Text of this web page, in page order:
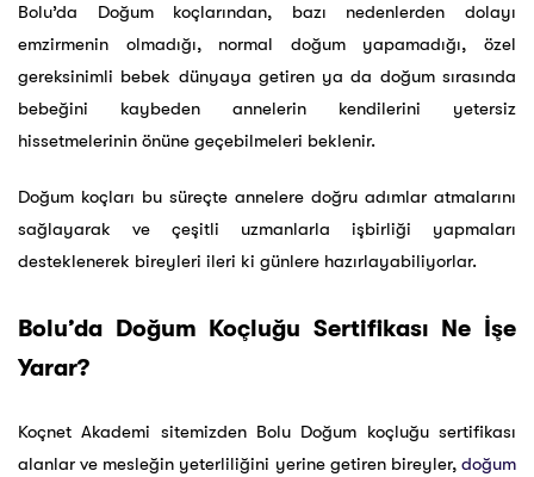
Bolu’da Doğum koçlarından, bazı nedenlerden dolayı
emzirmenin olmadığı, normal doğum yapamadığı, özel
gereksinimli bebek dünyaya getiren ya da doğum sırasında
bebeğini kaybeden annelerin kendilerini yetersiz
hissetmelerinin önüne geçebilmeleri beklenir.
Doğum koçları bu süreçte annelere doğru adımlar atmalarını
sağlayarak ve çeşitli uzmanlarla işbirliği yapmaları
desteklenerek bireyleri ileri ki günlere hazırlayabiliyorlar.
Bolu’da Doğum Koçluğu Sertifikası Ne İşe
Yarar?
Koçnet Akademi sitemizden Bolu Doğum koçluğu sertifikası
alanlar ve mesleğin yeterliliğini yerine getiren bireyler, doğum